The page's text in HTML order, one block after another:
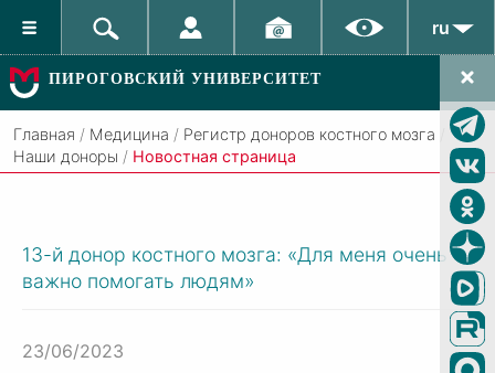
ru
ПИРОГОВСКИЙ УНИВЕРСИТЕТ
Главная / Медицина / Регистр доноров костного мозга
Наши доноры / Новостная страница
13-й донор костного мозга: «Для меня очень
важно помогать людям»
23/06/2023